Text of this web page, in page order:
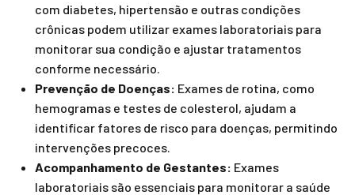
com diabetes, hipertensão e outras condições
crônicas podem utilizar exames laboratoriais para
monitorar sua condição e ajustar tratamentos
conforme necessário.
Prevenção de Doenças: Exames de rotina, como
hemogramas e testes de colesterol, ajudam a
identificar fatores de risco para doenças, permitindo
intervenções precoces.
Acompanhamento de Gestantes: Exames
laboratoriais são essenciais para monitorar a saúde